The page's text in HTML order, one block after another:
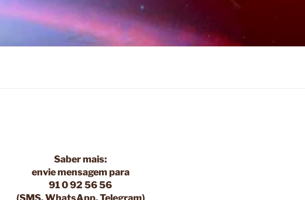
Saber mais:
enviemensagem para
91 0 92 56 56
(SMS, WhatsApp, Telegram)